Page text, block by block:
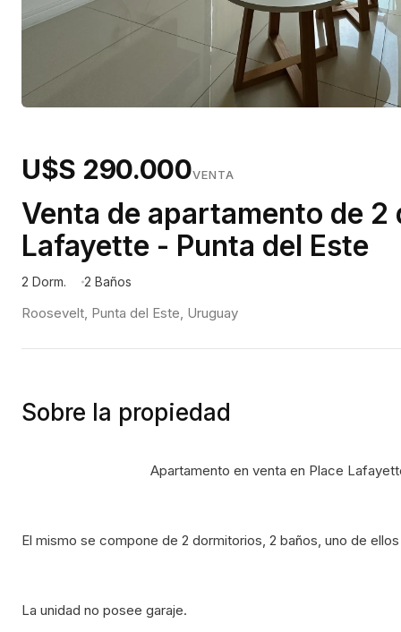
U$S 290.000VENTA
Venta de apartamento de
Lafayette - Punta del Este
2 Dorm. 2 Baños
Roosevelt, Punta del Este, Uruguay
Sobre la propiedad
Apartamento en venta en Place
El mismo se compone de 2 dormitorios, 2 baños, uno de
La unidad no posee garaje.